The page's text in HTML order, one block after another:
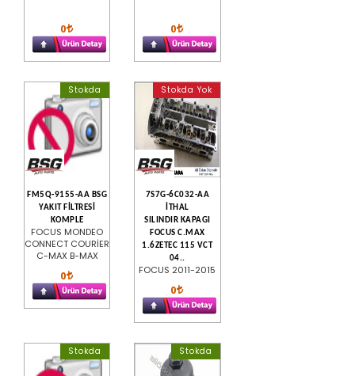
0 0
Stokda
FM5Q-9155-AA BSG
YAKIT FİLTRESİ
KOMPLE
FOCUS MONDEO
CONNECT COURİER
C-MAX B-MAX
0
Stokda Yok
7S7G-6C032-AA
İTHAL
SILINDIR KAPAGI
FOCUS C.MAX
1.6ZETEC 115 VCT
04..
FOCUS 2011-2015
0
Stokda Stokda